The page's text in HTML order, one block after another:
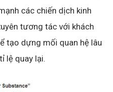
các chiến dịch kinh
tương tác với khách
tạo dựng mối quan hệ lâu
lệ quay lại.